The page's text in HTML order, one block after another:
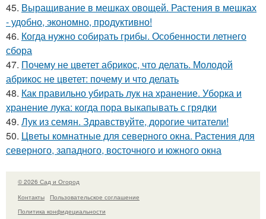
45. Выращивание в мешках овощей. Растения в мешках
- удобно, экономно, продуктивно!
46. Когда нужно собирать грибы. Особенности летнего
сбора
47. Почему не цветет абрикос, что делать. Молодой
абрикос не цветет: почему и что делать
48. Как правильно убирать лук на хранение. Уборка и
хранение лука: когда пора выкапывать с грядки
49. Лук из семян. Здравствуйте, дорогие читатели!
50. Цветы комнатные для северного окна. Растения для
северного, западного, восточного и южного окна
© 2026 Сад и Огород
Контакты
Пользовательское соглашение
Политика конфидециальности